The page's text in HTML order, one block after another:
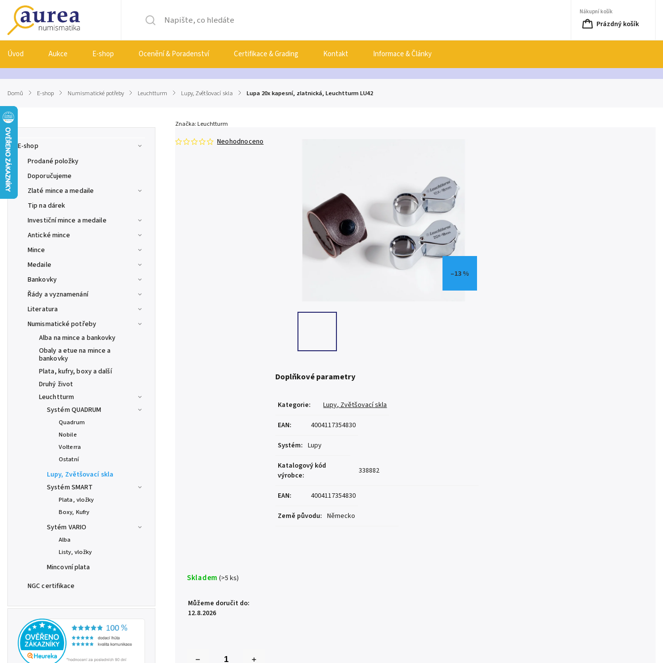
Nákupní košík
Prázdný košík
Úvod Aukce E-shop Ocenění & Poradenství Certifikace & Grading Kontakt Informace & Články
Domů / E-shop / Numismatické potřeby / Leuchtturm / Lupy, Zvětšovací skla / Lupa 20x kapesní, zlatnická, Leuchtturm LU42
E-shop
Prodané položky
Doporučujeme
Zlaté mince a medaile
Tip na dárek
Investiční mince a medaile
Antické mince
Mince
Medaile
Bankovky
Řády a vyznamenání
Literatura
Numismatické potřeby
Alba na mince a bankovky
Obaly a etue na mince a
bankovky
Plata, kufry, boxy a další
Druhý život
Leuchtturm
Systém QUADRUM
Quadrum
Nobile
Volterra
Ostatní
Lupy, Zvětšovací skla
Systém SMART
Plata, vložky
Boxy, Kufry
Sytém VARIO
Alba
Listy, vložky
Mincovní plata
NGC certifikace
Neohodnoceno
Značka: Leuchtturm
–13 %
Doplňkové parametry
Kategorie: Lupy, Zvětšovací skla
EAN: 4004117354830
Systém: Lupy
Katalogový kód
výrobce: 338882
EAN: 4004117354830
Země původu: Německo
Skladem (>5 ks)
Můžeme doručit do:
12.8.2026